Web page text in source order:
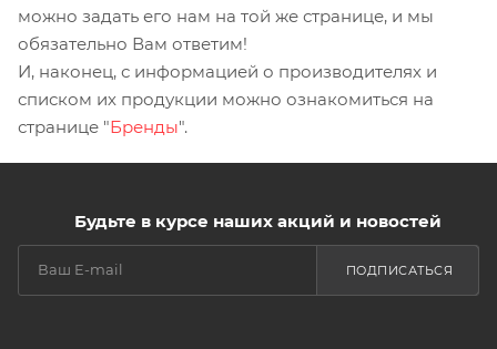
можно задать его нам на той же странице, и мы
обязательно Вам ответим!
И, наконец, с информацией о производителях и
списком их продукции можно ознакомиться на
странице "Бренды".
Будьте в курсе наших акций и новостей
ПОДПИСАТЬСЯ